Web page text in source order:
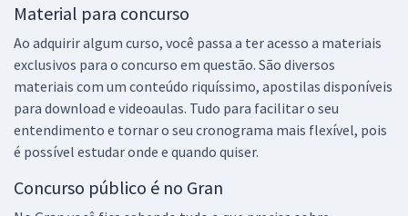
Material para concurso
Ao adquirir algum curso, você passa a ter acesso a materiais
exclusivos para o concurso em questão. São diversos
materiais com um conteúdo riquíssimo, apostilas disponíveis
para download e videoaulas. Tudo para facilitar o seu
entendimento e tornar o seu cronograma mais flexível, pois
é possível estudar onde e quando quiser.
Concurso público é no Gran